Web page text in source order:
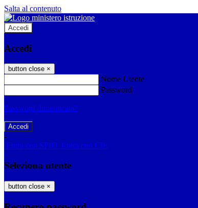
Salta al contenuto
Accedi
Accedi
button close ×
Nome Utente
Password
Password dimenticata?
-
Entra con SPID Entra con CIE
Seleziona utente
button close ×